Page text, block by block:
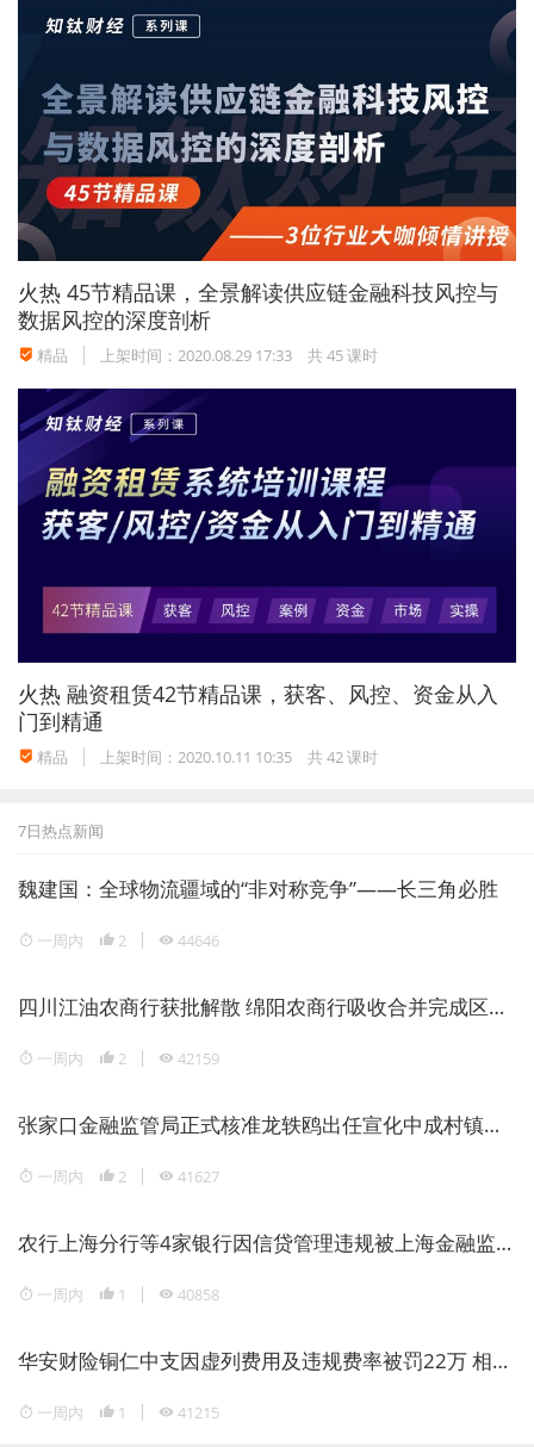
火热 45节精品课，全景解读供应链金融科技风控与
数据风控的深度剖析
精品 上架时间：2020.08.29 17:33 共 45 课时
火热 融资租赁42节精品课，获客、风控、资金从入
门到精通
精品 上架时间：2020.10.11 10:35 共 42 课时
7日热点新闻
魏建国：全球物流疆域的“非对称竞争”——长三角必胜
一周内 2 44646
四川江油农商行获批解散 绵阳农商行吸收合并完成区域银行整合
一周内 2 42159
张家口金融监管局正式核准龙轶鸥出任宣化中成村镇银行董事长
一周内 2 41627
农行上海分行等4家银行因信贷管理违规被上海金融监管局重罚1946万元
一周内 1 40858
华安财险铜仁中支因虚列费用及违规费率被罚22万 相关责任人领警告罚单
一周内 1 41215